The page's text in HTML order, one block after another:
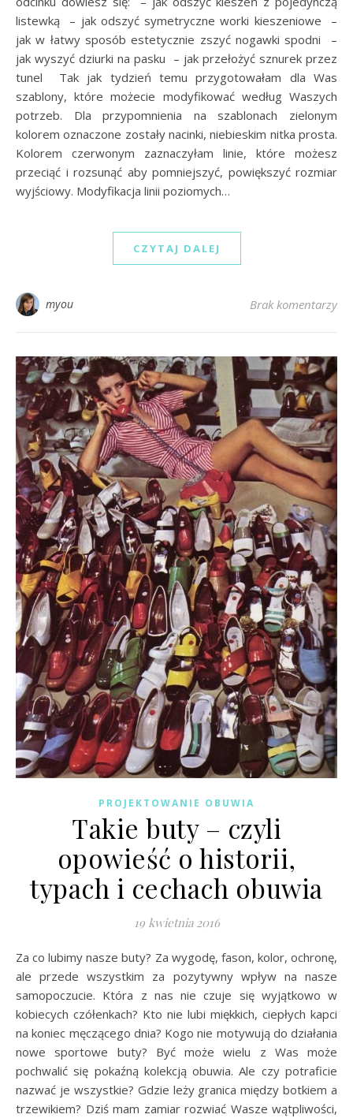
listewką – jak odszyć symetryczne worki kieszeniowe –
jak w łatwy sposób estetycznie zszyć nogawki spodni –
jak wyszyć dziurki na pasku – jak przełożyć sznurek przez
tunel Tak jak tydzień temu przygotowałam dla Was
szablony, które możecie modyfikować według Waszych
potrzeb. Dla przypomnienia na szablonach zielonym
kolorem oznaczone zostały nacinki, niebieskim nitka prosta.
Kolorem czerwonym zaznaczyłam linie, które możesz
przeciąć i rozsunąć aby pomniejszyć, powiększyć rozmiar
wyjściowy. Modyfikacja linii poziomych…
CZYTAJ DALEJ
myou Brak komentarzy
PROJEKTOWANIE OBUWIA
Takie buty – czyli
opowieść o historii,
typach i cechach obuwia
19 kwietnia 2016
Za co lubimy nasze buty? Za wygodę, fason, kolor, ochronę,
ale przede wszystkim za pozytywny wpływ na nasze
samopoczucie. Która z nas nie czuje się wyjątkowo w
kobiecych czółenkach? Kto nie lubi miękkich, ciepłych kapci
na koniec męczącego dnia? Kogo nie motywują do działania
nowe sportowe buty? Być może wielu z Was może
pochwalić się pokaźną kolekcją obuwia. Ale czy potraficie
nazwać je wszystkie? Gdzie leży granica między botkiem a
trzewikiem? Dziś mam zamiar rozwiać Wasze wątpliwości,